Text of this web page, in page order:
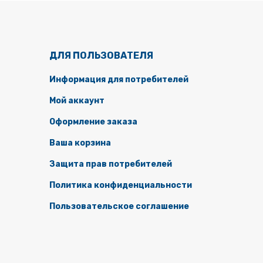
ДЛЯ ПОЛЬЗОВАТЕЛЯ
Информация для потребителей
Мой аккаунт
Оформление заказа
Ваша корзина
Защита прав потребителей
Политика конфиденциальности
Пользовательское соглашение